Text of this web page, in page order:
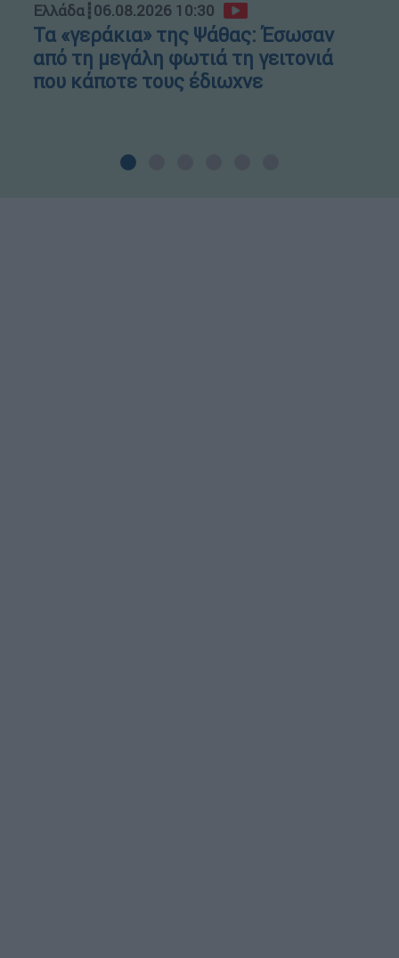
Ελλάδα┋06.08.2026 10:30
Τα «γεράκια» της Ψάθας: Έσωσαν
από τη μεγάλη φωτιά τη γειτονιά
που κάποτε τους έδιωχνε